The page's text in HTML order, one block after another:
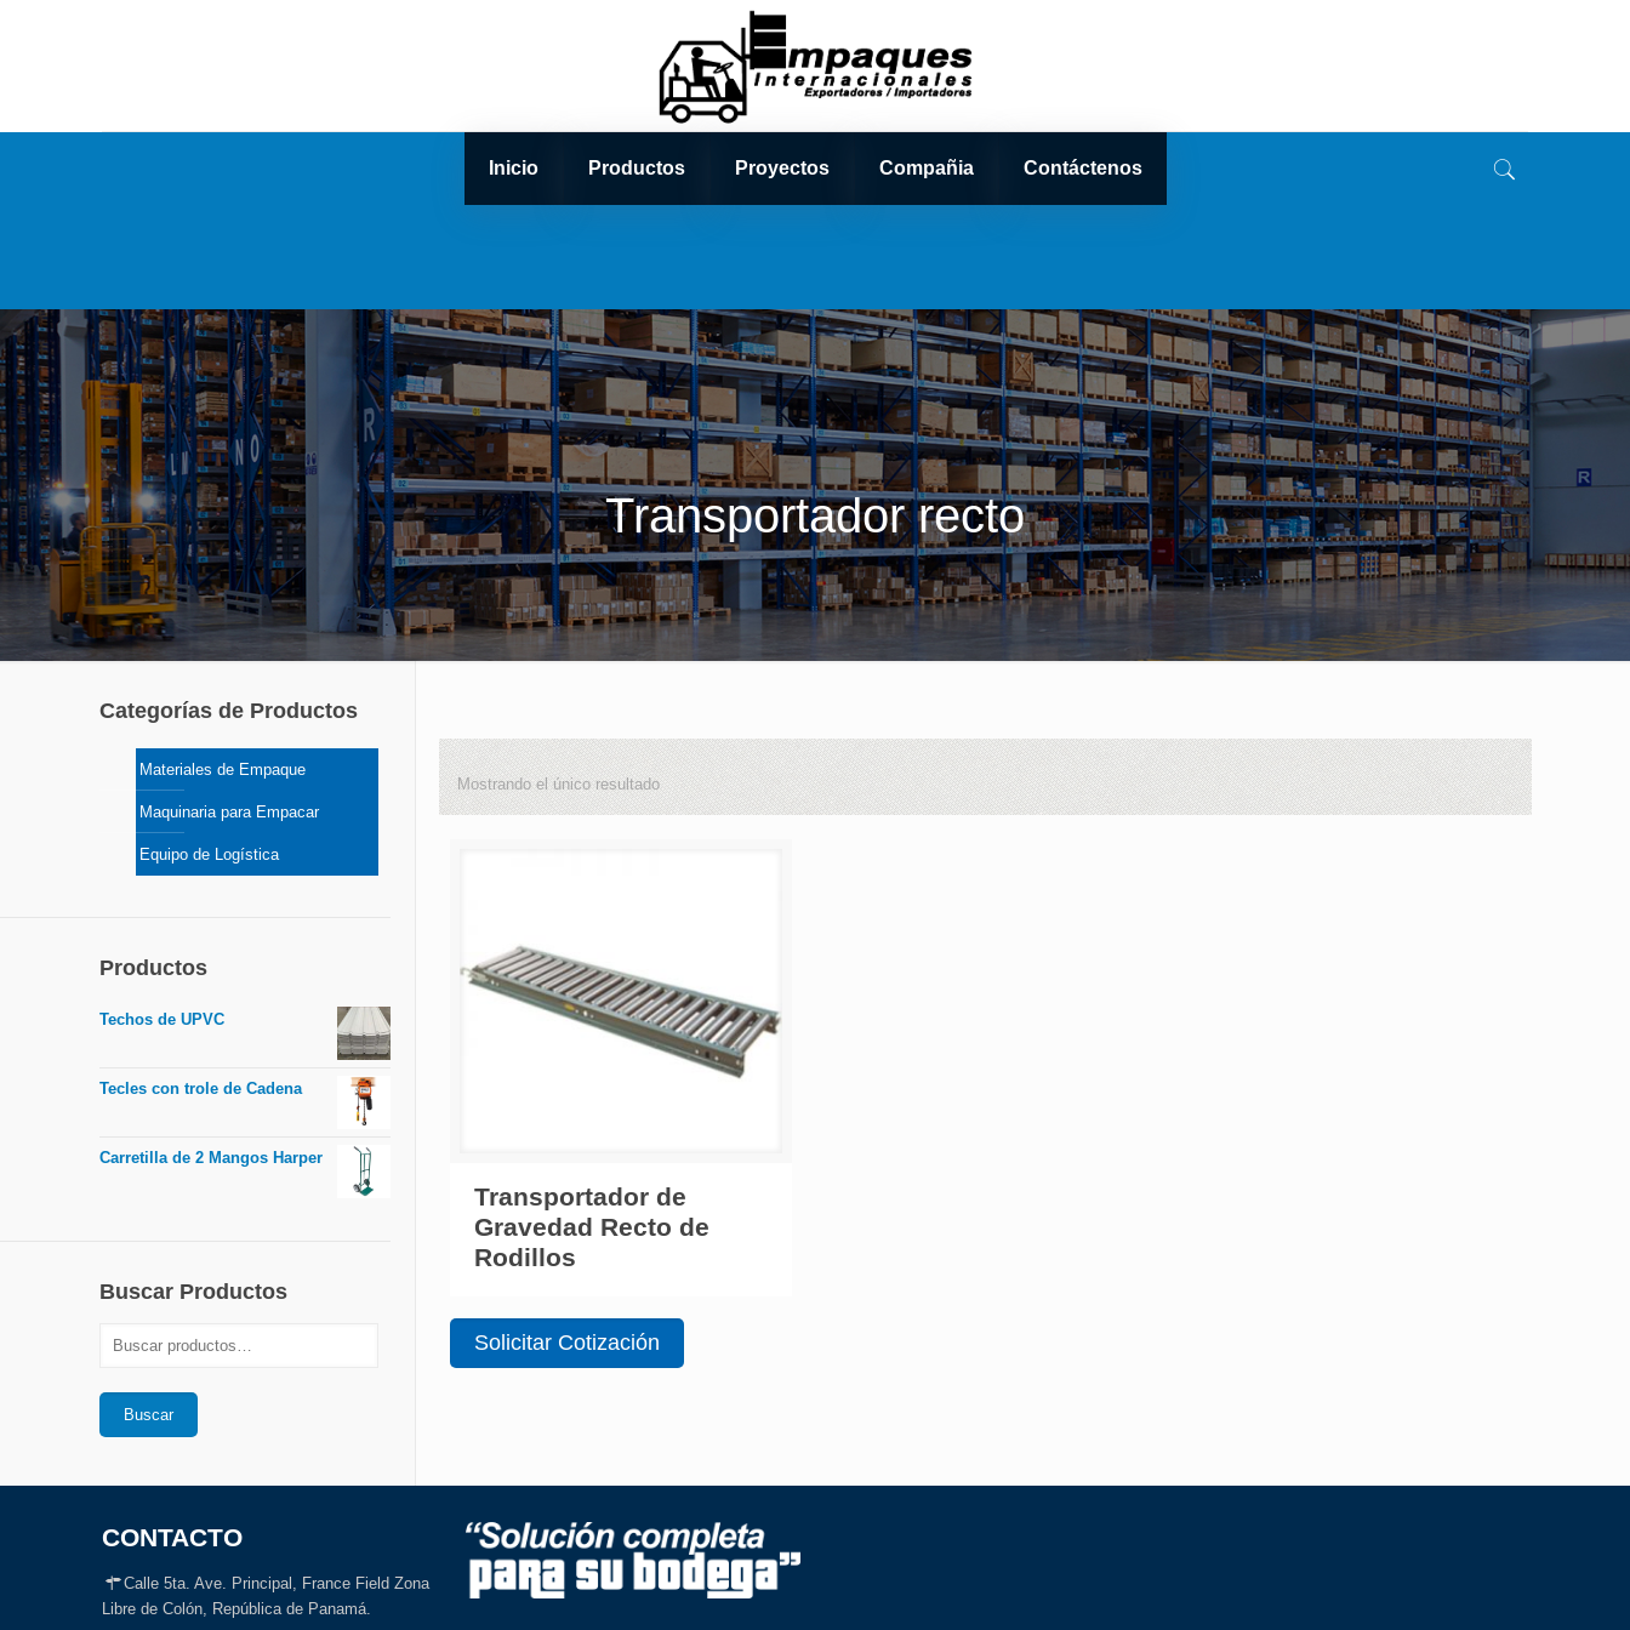
Inicio Productos Proyectos Compañia Contáctenos
Transportador recto
Mostrando el único resultado
Transportador de
Gravedad Recto de
Rodillos
Solicitar Cotización
Categorías de Productos
Materiales de Empaque
Maquinaria para Empacar
Equipo de Logística
Productos
Techos de UPVC
Tecles con trole de Cadena
Carretilla de 2 Mangos Harper
Buscar Productos
Buscar
CONTACTO
Calle 5ta. Ave. Principal, France Field Zona
Libre de Colón, República de Panamá.